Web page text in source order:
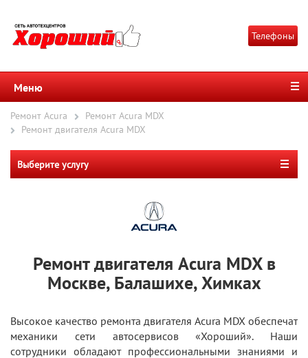
Телефоны
Меню
Ремонт Acura
Ремонт Acura MDX
Ремонт двигателя Acura MDX
Выберите услугу
Ремонт двигателя Acura MDX в
Москве, Балашихе, Химках
Высокое качество ремонта двигателя Acura MDX обеспечат
механики сети автосервисов «Хороший». Наши
сотрудники обладают профессиональными знаниями и